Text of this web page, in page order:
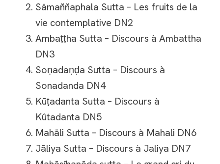
Sāmaññaphala Sutta – Les fruits de la
vie contemplative DN2
Ambaṭṭha Sutta – Discours à Ambattha
DN3
Soṇadaṇḍa Sutta – Discours à
Sonadanda DN4
Kūṭadanta Sutta – Discours à
Kûtadanta DN5
Mahāli Sutta – Discours à Mahali DN6
Jāliya Sutta – Discours à Jaliya DN7